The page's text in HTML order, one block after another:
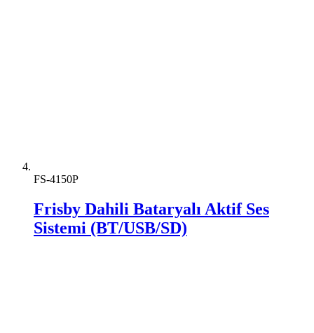
FS-4150P
Frisby Dahili Bataryalı Aktif Ses
Sistemi (BT/USB/SD)